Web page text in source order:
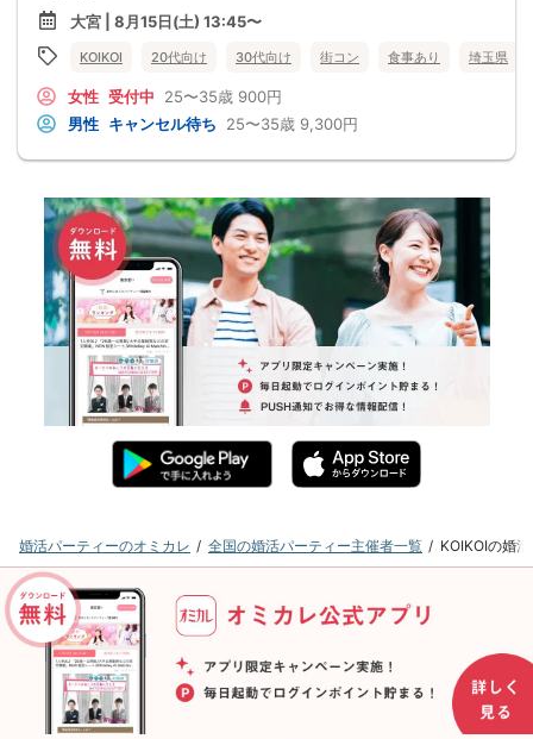
大宮 | 8月15日(土) 13:45〜
KOIKOI 20代向け 30代向け 街コン 食事あり 埼玉県
女性 受付中 25〜35歳 900円
男性 キャンセル待ち 25〜35歳 9,300円
婚活パーティーのオミカレ 全国の婚活パーティー主催者一覧 KOIKOIの婚